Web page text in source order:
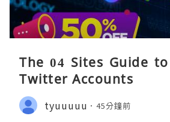
The 04 Sites Guide
Twitter Accounts
tyuuuuu 45分鐘前